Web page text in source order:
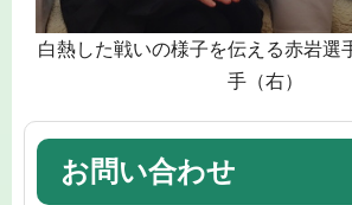
白熱した戦いの様子を伝える赤岩選
手（右）
お問い合わせ